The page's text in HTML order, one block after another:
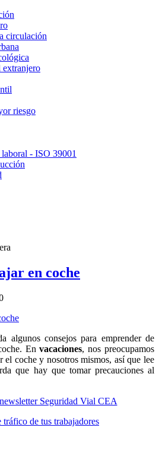
circulación
extranjero
riesgo
- ISO 39001
en coche
algunos consejos para emprender de
Envacaciones, nos preocupamos
el coche y nosotros mismos, así que lee
que hay que tomar precauciones al